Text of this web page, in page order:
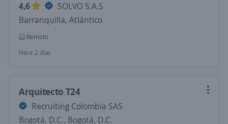
4,6
SOLVO S.A.S
Barranquilla, Atlántico
Remoto
Hace 2 días
Arquitecto T24
Recruiting Colombia SAS
Bogotá, D.C., Bogotá, D.C.